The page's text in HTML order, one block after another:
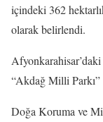
içindeki 362
olarak belirlendi.
“Akdağ Milli
Doğa Koruma ve